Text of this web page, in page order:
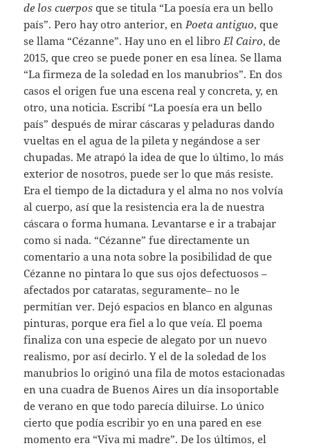
de los cuerpos que se titula “La poesía era un bello
país”. Pero hay otro anterior, enPoeta antiguo, que
se llama “Cézanne”. Hay uno en el libroEl Cairo, de
2015, que creo se puede poner en esa línea. Se llama
“La firmeza de la soledad en los manubrios”. En dos
casos el origen fue una escena real y concreta, y, en
otro, una noticia. Escribí “La poesía era un bello
país” después de mirar cáscaras y peladuras dando
vueltas en el agua de la pileta y negándose a ser
chupadas. Me atrapó la idea de que lo último, lo más
exterior de nosotros, puede ser lo que más resiste.
Era el tiempo de la dictadura y el alma no nos volvía
al cuerpo, así que la resistencia era la de nuestra
cáscara o forma humana. Levantarse e ir a trabajar
como si nada. “Cézanne” fue directamente un
comentario a una nota sobre la posibilidad de que
Cézanne no pintara lo que sus ojos defectuosos –
afectados por cataratas, seguramente– no le
permitían ver. Dejó espacios en blanco en algunas
pinturas, porque era fiel a lo que veía. El poema
finaliza con una especie de alegato por un nuevo
realismo, por así decirlo. Y el de la soledad de los
manubrios lo originó una fila de motos estacionadas
en una cuadra de Buenos Aires un día insoportable
de verano en que todo parecía diluirse. Lo único
cierto que podía escribir yo en una pared en ese
momento era “Viva mi madre”. De los últimos, el